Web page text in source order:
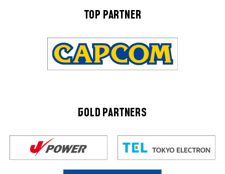
TOP PARTNER
GOLD PARTNERS